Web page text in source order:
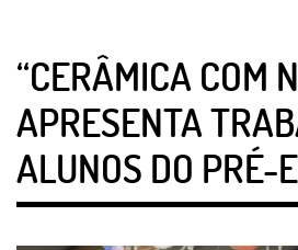
“CERÂMICA COM
APRESENTA
ALUNOS DO PRÉ-